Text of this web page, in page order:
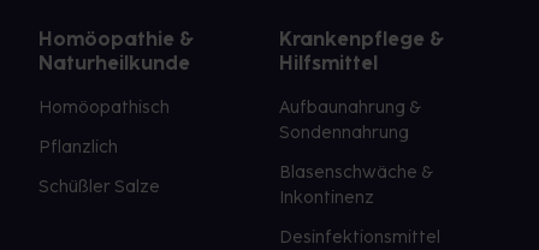
Homöopathie &
Naturheilkunde
Homöopathisch
Pflanzlich
Schüßler Salze
Krankenpflege &
Hilfsmittel
Aufbaunahrung &
Sondennahrung
Blasenschwäche &
Inkontinenz
Desinfektionsmittel